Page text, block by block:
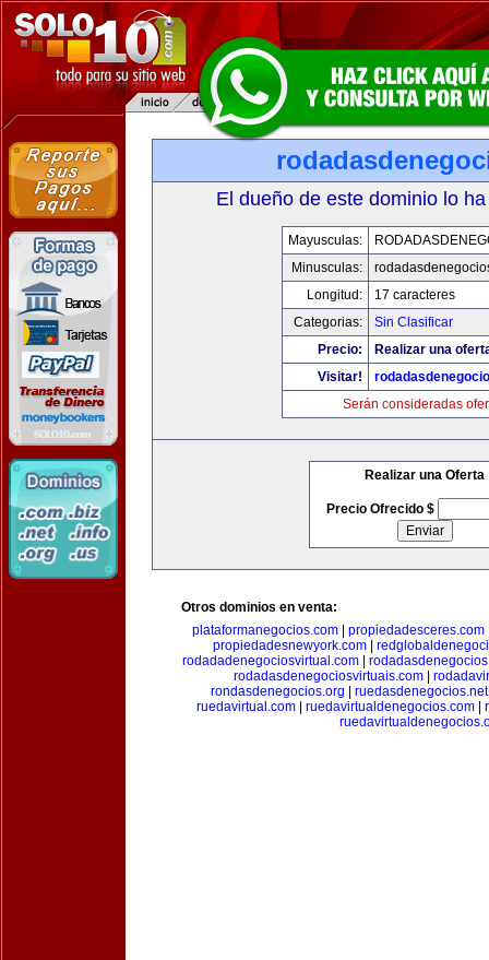
El dueño de este dominio lo
Mayusculas:
Minusculas:
Longitud:
17 caracteres
Categorias:
Sin Clasificar
Precio:
Realizar una
Visitar!
Serán consideradas
Realizar una Oferta
Precio Ofrecido $
Otros dominios en venta:
plataformanegocios.com
propiedadesceres.com
propiedadesnewyork.com|
rodadadenegociosvirtual.com|
rodadasdenegociosvirtuais.com|
rondasdenegocios.org
ruedasdenegocios.net
ruedavirtual.com| ruedavirtualdenegocios.com|